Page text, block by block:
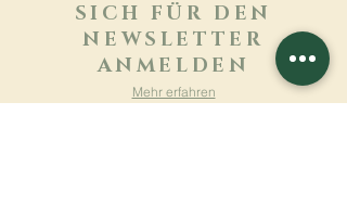
SICH FÜR DEN
NEWSLETTER
ANMELDEN
Mehr erfahren